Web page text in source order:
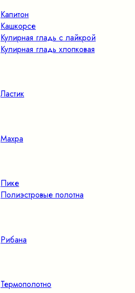
Капитон
Кашкорсе
Кулирная гладь с лайкрой
Кулирная гладь хлопковая
Ластик
Махра
Пике
Полиэстровые полотна
Рибана
Термополотно